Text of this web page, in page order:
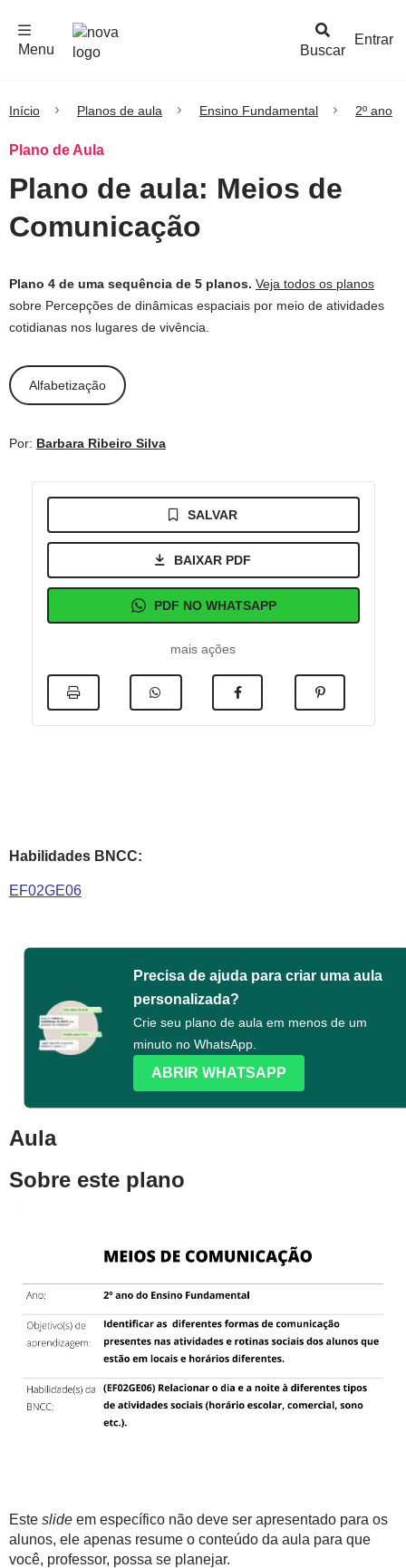
Buscar
Menu
Entrar
Início Planos de aula Ensino Fundamental 2º ano
Plano de Aula
Plano de aula: Meios de
Comunicação
Plano 4 de uma sequência de 5 planos. Veja todos os planos
sobre Percepções de dinâmicas espaciais por meio de atividades
cotidianas nos lugares de vivência.
Alfabetização
Por: Barbara Ribeiro Silva
SALVAR
BAIXAR PDF
PDF NO WHATSAPP
mais ações
Habilidades BNCC:
EF02GE06
Precisa de ajuda para criar uma aula
personalizada?
Crie seu plano de aula em menos de um
minuto no WhatsApp.
ABRIR WHATSAPP
Aula
Sobre este plano
Este slide em específico não deve ser apresentado para os
alunos, ele apenas resume o conteúdo da aula para que
você, professor, possa se planejar.